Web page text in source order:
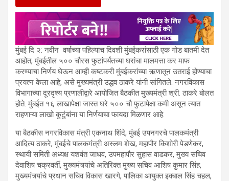
मुंबई दि २: नवीन वर्षाच्या पहिल्याच दिवशी मुंबईकरांसाठी एक गोड बातमी देत
आहोत, मुंबईतील ५०० चौरस फुटांपर्यंतच्या घरांचा मालमत्ता कर माफ
करण्याचा निर्णय घेऊन आम्ही कष्टकरी मुंबईकरांच्या ऋणातून उतराई होण्याचा
प्रयत्न केला आहे, असे मुख्यमंत्री उद्धव ठाकरे यांनी सांगितले. नगरविकास
विभागाच्या दूरदृश्य प्रणालीद्वारे आयोजित बैठकीत मुख्यमंत्री श्री. ठाकरे बोलत
होते. मुंबईत १६ लाखापेक्षा जास्त घरे ५०० चौ फुटापेक्षा कमी असून त्यात
राहणाऱ्या लाखो कुटुंबांना या निर्णयाचा फायदा मिळणार आहे.
या बैठकीस नगरविकास मंत्री एकनाथ शिंदे, मुंबई उपनगरचे पालकमंत्री
आदित्य ठाकरे, मुंबईचे पालकमंत्री अस्लम शेख, महापौर किशोरी पेडणेकर,
स्थायी समिती अध्यक्ष यशवंत जाधव, उपमहापौर सुहास वाडकर, मुख्य सचिव
देवाशिष चक्रवर्ती, मुख्यमंत्र्यांचे अतिरिक्त मुख्य सचिव आशिष कुमार सिंह,
मुख्यमंत्र्यांचे प्रधान सचिव विकास खारगे, पालिका आयुक्त इक्बाल सिंह चहल,